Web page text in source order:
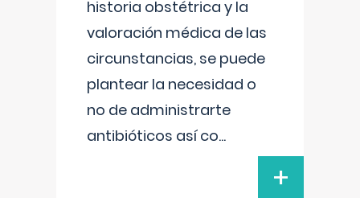
historia obstétrica y la
valoración médica de las
circunstancias, se puede
plantear la necesidad o
no de administrarte
antibióticos así co...
+